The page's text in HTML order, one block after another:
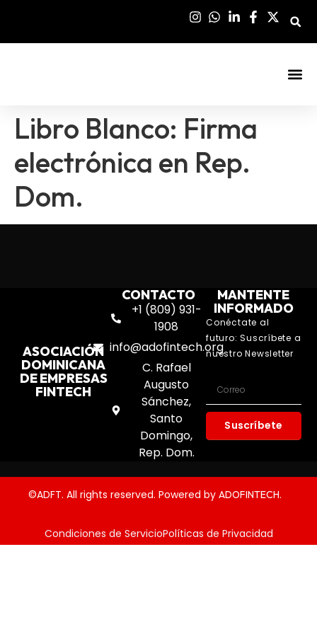
Libro Blanco: Firma
electrónica en Rep.
Dom.
ASOCIACIÓN
DOMINICANA
DE EMPRESAS
FINTECH
CONTACTO
+1 (809) 931-
1908
info@adofintech.org
C. Rafael
Augusto
Sánchez,
Santo
Domingo,
Rep. Dom.
MANTENTE
INFORMADO
Conéctate al
futuro: Suscríbete a
nuestro Newsletter
Suscríbete
©ADFT. All rights reserved. Powered by ADOFINTECH.
Condiciones de ServicioPolíticas de Privacidad